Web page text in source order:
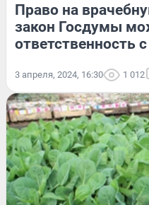
Право на
закон Госдумы
ответственность
3 апреля, 2024, 16:30 1 012